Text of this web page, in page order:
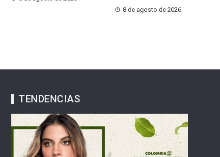
8 de agosto de 2026
TENDENCIAS